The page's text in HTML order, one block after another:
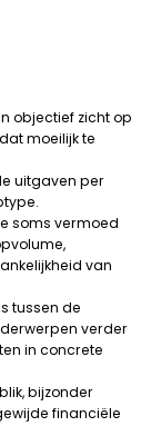
objectief zicht op
moeilijk te
uitgaven per
soms vermoed
van
tussen de
verder
in concrete
bijzonder
financiële